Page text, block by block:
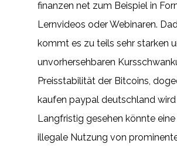
finanzen net zum Beispiel in
Lernvideos oder Webinaren.
kommt es zu teils sehr starken
unvorhersehbaren
Preisstabilität der Bitcoins,
kaufen paypal deutschland
Langfristig gesehen könnte
illegale Nutzung von